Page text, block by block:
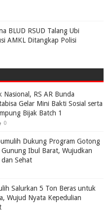
BLUD RSUD Talang Ubi
AMKL Ditangkap Polisi
Nasional, RS AR Bunda
Gelar Mini Bakti Sosial serta
Bijak Batch 1
0
Dukung Program Gotong
Ibul Barat, Wujudkan
Sehat
Salurkan 5 Ton Beras untuk
Wujud Nyata Kepedulian